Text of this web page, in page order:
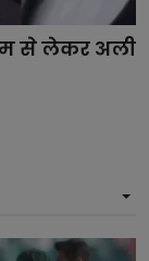
से लेकर अली